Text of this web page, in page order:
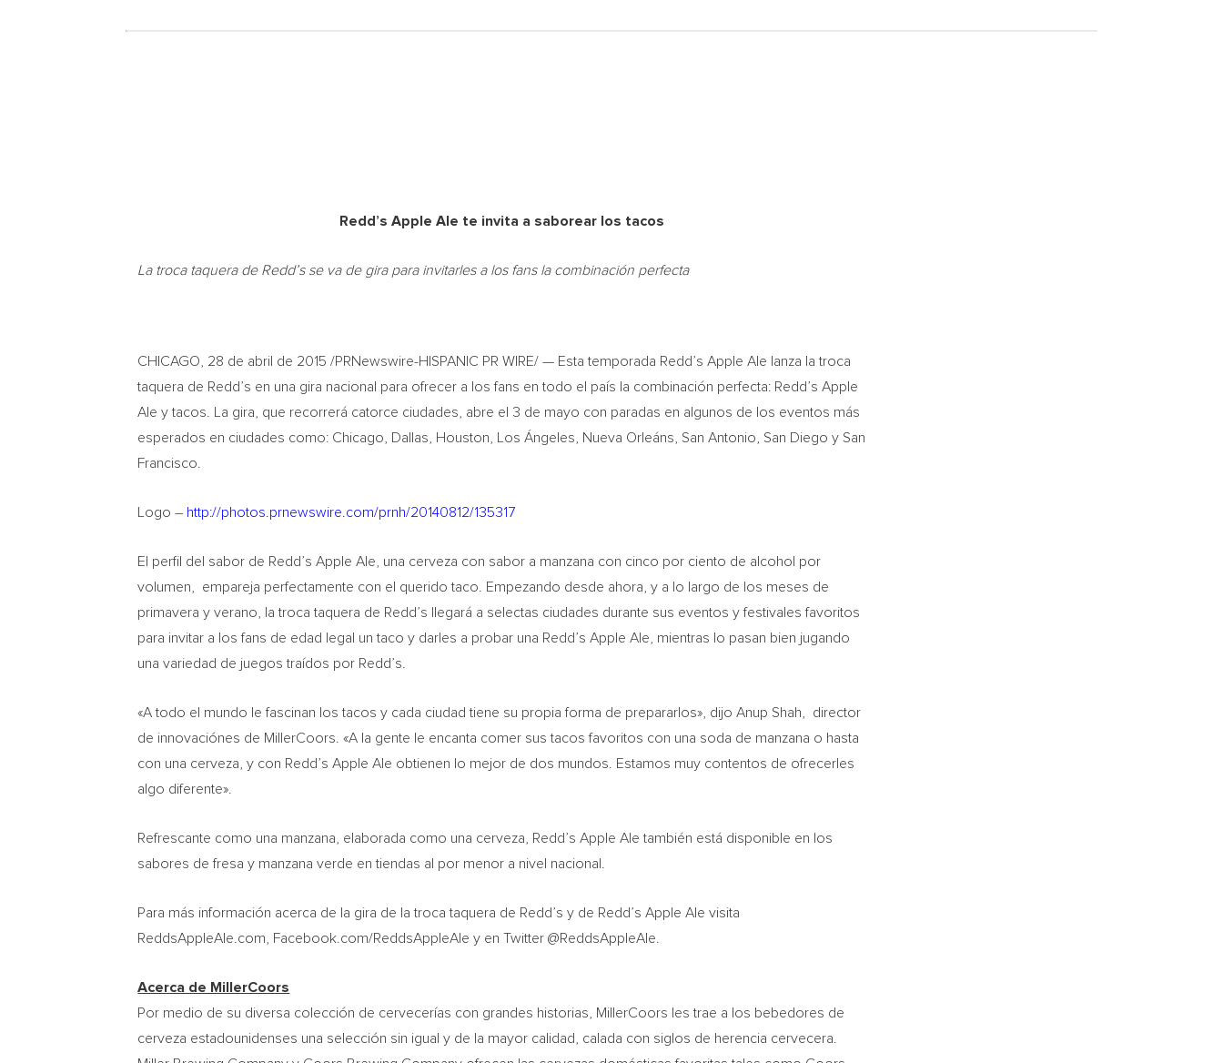
Redd’s Apple Ale te invita a saborear los tacos
La troca taquera de Redd’s se va de gira para invitarles a los fans la combinación perfecta
CHICAGO, 28 de abril de 2015 /PRNewswire-HISPANIC PR WIRE/ — Esta temporada Redd’s Apple Ale lanza la troca
taquera de Redd’s en una gira nacional para ofrecer a los fans en todo el país la combinación perfecta: Redd’s Apple
Ale y tacos. La gira, que recorrerá catorce ciudades, abre el 3 de mayo con paradas en algunos de los eventos más
esperados en ciudades como: Chicago, Dallas, Houston, Los Ángeles, Nueva Orleáns, San Antonio, San Diego y San
Francisco.
Logo – http://photos.prnewswire.com/prnh/20140812/135317
El perfil del sabor de Redd’s Apple Ale, una cerveza con sabor a manzana con cinco por ciento de alcohol por
volumen, empareja perfectamente con el querido taco. Empezando desde ahora, y a lo largo de los meses de
primavera y verano, la troca taquera de Redd’s llegará a selectas ciudades durante sus eventos y festivales favoritos
para invitar a los fans de edad legal un taco y darles a probar una Redd’s Apple Ale, mientras lo pasan bien jugando
una variedad de juegos traídos por Redd’s.
«A todo el mundo le fascinan los tacos y cada ciudad tiene su propia forma de prepararlos», dijo Anup Shah, director
de innovaciónes de MillerCoors. «A la gente le encanta comer sus tacos favoritos con una soda de manzana o hasta
con una cerveza, y con Redd’s Apple Ale obtienen lo mejor de dos mundos. Estamos muy contentos de ofrecerles
algo diferente».
Refrescante como una manzana, elaborada como una cerveza, Redd’s Apple Ale también está disponible en los
sabores de fresa y manzana verde en tiendas al por menor a nivel nacional.
Para más información acerca de la gira de la troca taquera de Redd’s y de Redd’s Apple Ale visita
ReddsAppleAle.com, Facebook.com/ReddsAppleAle y en Twitter @ReddsAppleAle.
Acerca de MillerCoors
Por medio de su diversa colección de cervecerías con grandes historias, MillerCoors les trae a los bebedores de
cerveza estadounidenses una selección sin igual y de la mayor calidad, calada con siglos de herencia cervecera.